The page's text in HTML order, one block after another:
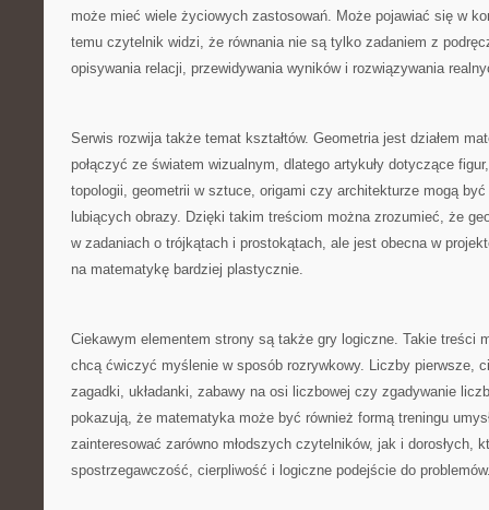
może mieć wiele życiowych zastosowań. Może pojawiać się w
temu czytelnik widzi, że równania nie są tylko zadaniem z
opisywania relacji, przewidywania wyników i rozwiązywania
Serwis rozwija także temat kształtów. Geometria jest działem
połączyć ze światem wizualnym, dlatego artykuły dotyczące
topologii, geometrii w sztuce, origami czy architekturze mogą
lubiących obrazy. Dzięki takim treściom można zrozumieć, że
w zadaniach o trójkątach i prostokątach, ale jest obecna w
na matematykę bardziej plastycznie.
Ciekawym elementem strony są także gry logiczne. Takie treści
chcą ćwiczyć myślenie w sposób rozrywkowy. Liczby pierwsze,
zagadki, układanki, zabawy na osi liczbowej czy zgadywanie
pokazują, że matematyka może być również formą treningu
zainteresować zarówno młodszych czytelników, jak i dorosłych,
spostrzegawczość, cierpliwość i logiczne podejście do